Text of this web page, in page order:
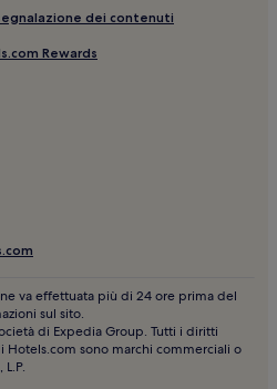
nelle vicinanze
hotel nelle vicinanze
vicinanze
dei contenuti
Rewards
va effettuata più di 24 ore prima del
sul sito.
di Expedia Group. Tutti i diritti
Hotels.com sono marchi commerciali o